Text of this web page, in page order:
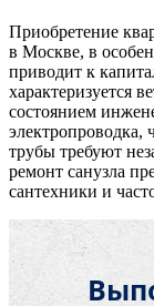
Приобретение
в Москве, в
приводит к
характеризуется
состоянием
электропроводка,
трубы требуют
ремонт санузла
сантехники и